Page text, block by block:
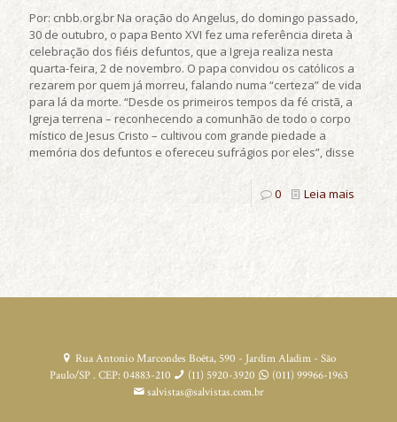
Por: cnbb.org.br Na oração do Angelus, do domingo passado,
30 de outubro, o papa Bento XVI fez uma referência direta à
celebração dos fiéis defuntos, que a Igreja realiza nesta
quarta-feira, 2 de novembro. O papa convidou os católicos a
rezarem por quem já morreu, falando numa “certeza” de vida
para lá da morte. “Desde os primeiros tempos da fé cristã, a
Igreja terrena – reconhecendo a comunhão de todo o corpo
místico de Jesus Cristo – cultivou com grande piedade a
memória dos defuntos e ofereceu sufrágios por eles”, disse
0 Leia mais
Rua Antonio Marcondes Boêta, 590 - Jardim Aladim - São
Paulo/SP . CEP: 04883-210
(11) 5920-3920
(011) 99966-1963
salvistas@salvistas.com.br